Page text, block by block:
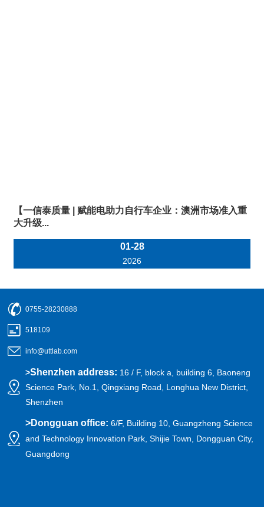
【一信泰质量 | 赋能电助力自行车企业：澳洲市场准入重
大升级...
01-28
2026
0755-28230888
518109
info@uttlab.com
>Shenzhen address: 16 / F, block a, building 6, Baoneng
Science Park, No.1, Qingxiang Road, Longhua New District,
Shenzhen
>Dongguan office:6/F, Building 10, Guangzheng Science
and Technology Innovation Park, Shijie Town, Dongguan City,
Guangdong